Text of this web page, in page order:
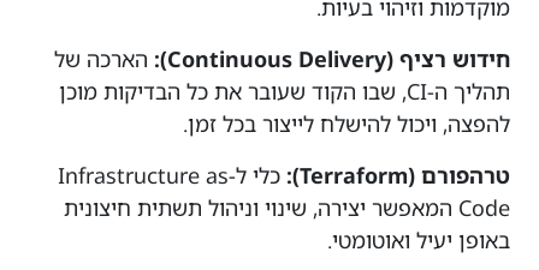
מוקדמות וזיהוי בעיות.
חידוש רציף (Continuous Delivery):
הארכה של
תהליך ה-CI, שבו הקוד שעובר את כל הבדיקות מוכן
להפצה, ויכול להישלח לייצור בכל זמן.
טרהפורם (Terraform):
כלי ל-Infrastructure as
Code המאפשר יצירה, שינוי וניהול תשתית חיצונית
באופן יעיל ואוטומטי.